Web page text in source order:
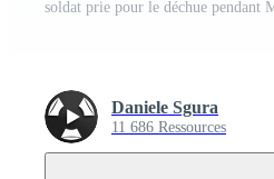
Daniele Sgura
11 686 Ressources